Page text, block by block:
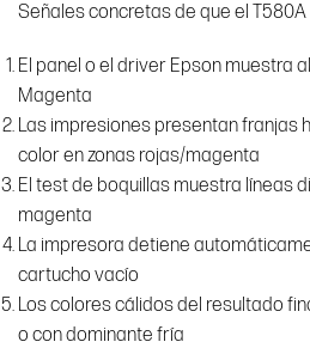
Señales concretas de que el
El panel o el driver Epson muestra
Magenta
Las impresiones presentan franjas
color en zonas rojas/magenta
El test de boquillas muestra líneas
magenta
La impresora detiene
cartucho vacío
Los colores cálidos del resultado
o con dominante fría